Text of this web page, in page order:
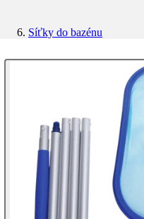
Síťky do bazénu